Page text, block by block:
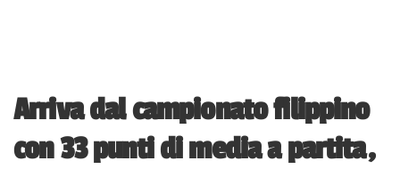
Arriva dal campionato filippino
con 33 punti di media a partita,